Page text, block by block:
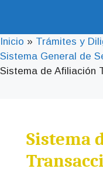
Inicio » Trámites y
Sistema General de
Sistema de Afiliación
Sistema